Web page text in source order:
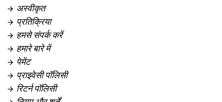
 अस्वीकृत
 प्रतिक्रिया
 हमसे संपर्क करें
 हमारे बारे में
 पेमेंट
 प्राइवेसी पॉलिसी
 रिटर्न पॉलिसी